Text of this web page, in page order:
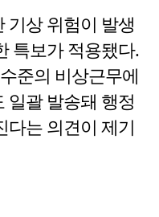
기상 위험이 발생
특보가 적용됐다.
준의 비상근무에
일괄 발송돼 행정
다는 의견이 제기